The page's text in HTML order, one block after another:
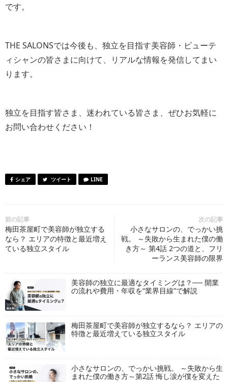
です。
THE SALONSでは今後も、独立を目指す美容師・ビューテ
ィシャンの皆さまに向けて、リアルな情報を発信してまい
ります。
独立を目指す皆さま、迷われている皆さま、ぜひお気軽に
お問い合わせください！
シェア ツイート LINE
前の記事
梅田茶屋町で美容師が独立する
なら？ エリアの特徴と最近増え
ている独立スタイル
次の記事
小さなサロンの、でっかい挑
戦。 ～失敗から生まれた僕の働
き方～ 第4話 2つの道と、フリ
ーランス美容師の限界
美容師の独立に最適なタイミングは？── 開業
の流れや費用・年収を“業界目線”で解説
梅田茶屋町で美容師が独立するなら？ エリアの
特徴と最近増えている独立スタイル
小さなサロンの、でっかい挑戦。 ～失敗から生
まれた僕の働き方～第2話 悔し涙が僕を変えた